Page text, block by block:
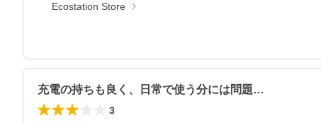
Ecostation Store
充電の持ちも良く、日常で使う分には問題…
3